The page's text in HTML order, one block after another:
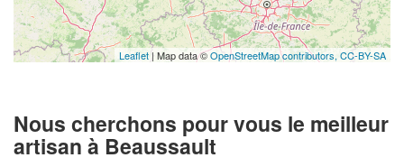
Leaflet | Map data ©OpenStreetMap contributors, CC-BY-SA
Nous cherchons pour vous le meilleur
artisan à Beaussault